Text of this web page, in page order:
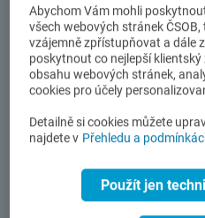
Vaše zavazadla
nebo pod stanem.
Roční cestovní
Roční cestovní karty
cestovatele, kteří jsou
Abychom Vám mohli
všech webových stránek
vzájemně zpřístupňovat a dále
poskytnout co nejlepší
obsahu webových stránek,
cookies pro účely
Detailně si cookies můžete
najdete v Přehledu a
Použít jen